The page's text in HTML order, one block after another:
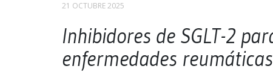
21 OCTUBRE 2025
Inhibidores de SGLT-2
enfermedades